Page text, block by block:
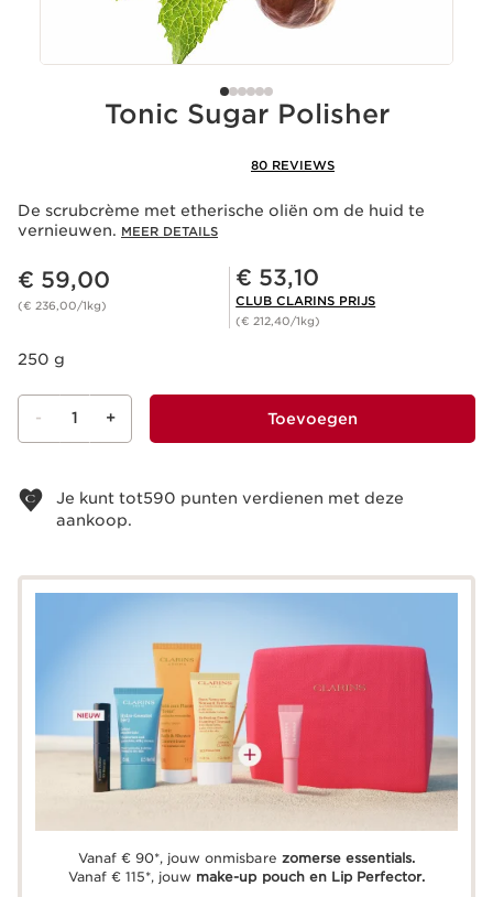
Tonic Sugar Polisher
80 REVIEWS
De scrubcrème met etherische oliën om de huid te
vernieuwen. MEER DETAILS
Dit is nu de prijs € 59,00
€ 59,00
(€ 236,00/1kg)
Club Clarins Prijs € 53,10
€ 53,10
CLUB CLARINS PRIJS
(€ 212,40/1kg)
250 g
- 1 + Toevoegen
Je kunt tot590 punten verdienen met deze
aankoop.
Vanaf € 90*, jouw onmisbare zomerse essentials.
Vanaf € 115*, jouw make-up pouch en Lip Perfector.